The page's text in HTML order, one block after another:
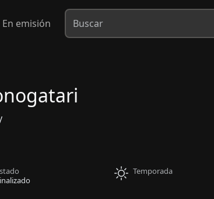
En emisión
Temporada